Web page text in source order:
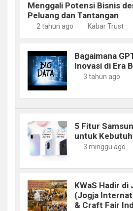
Menggali Potensi Bisnis
Peluang dan Tantangan
2 tahun ago Kabar Trust
Bagaimana
Inovasi di Era
3 tahun ago
5 Fitur
untuk
3 minggu ago
KWaS Hadir di
(Jogja
& Craft Fair